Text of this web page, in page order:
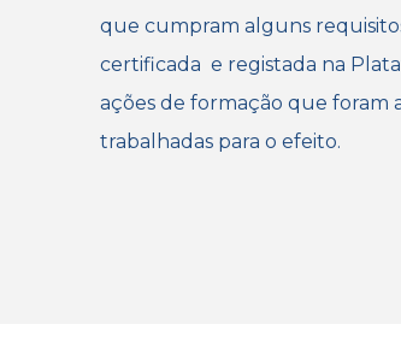
que cumpram alguns
certificada e registada na
ações de formação que foram
trabalhadas para o efeito.